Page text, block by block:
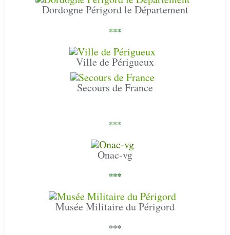
Dordogne Périgord le Département
***
Ville de Périgueux
Secours de France
***
Onac-vg
***
Musée Militaire du Périgord
***